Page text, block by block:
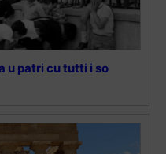
u patri cu tutti i so